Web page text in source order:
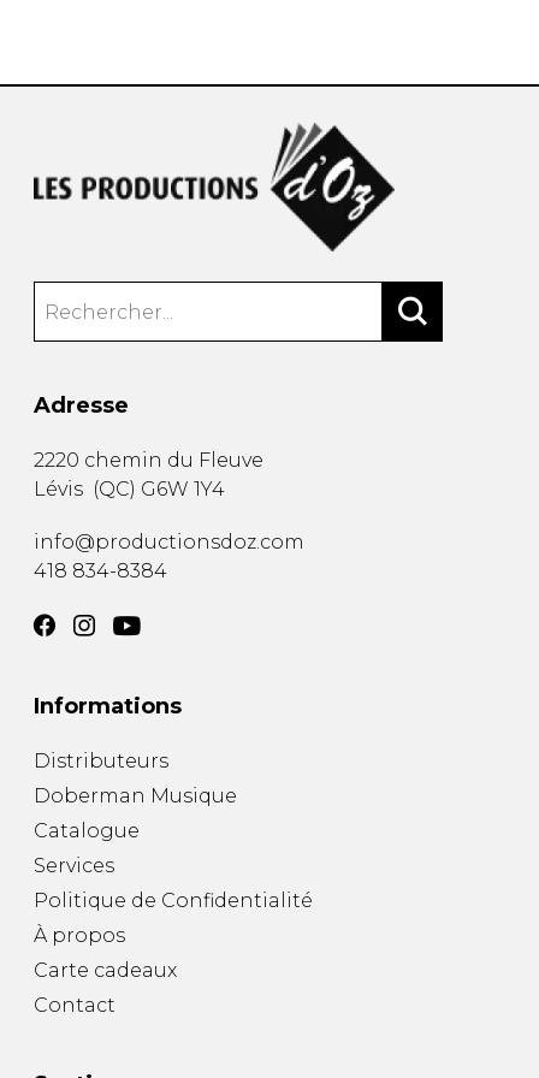
Adresse
2220 chemin du Fleuve
Lévis (QC) G6W 1Y4
info@productionsdoz.com
418 834-8384
Informations
Distributeurs
Doberman Musique
Catalogue
Services
Politique de Confidentialité
À propos
Carte cadeaux
Contact